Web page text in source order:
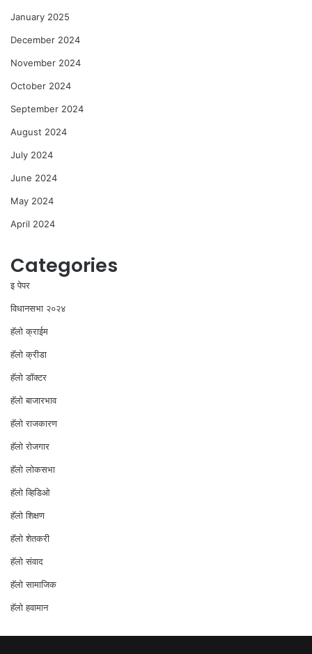
January 2025
December 2024
November 2024
October 2024
September 2024
August 2024
July 2024
June 2024
May 2024
April 2024
Categories
इ पेपर
विधानसभा २०२४
⁠हॅलो क्राईम
हॅलो क्रीडा
हॅलो डॉक्टर
हॅलो बाजारभाव
हॅलो राजकारण
⁠हॅलो रोजगार
हॅलो लोकसभा
⁠हॅलो व्हिडिओ
हॅलो शिक्षण
⁠हॅलो शेतकरी
⁠हॅलो संवाद
हॅलो सामाजिक
हॅलो हवामान